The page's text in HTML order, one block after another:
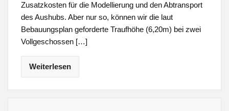
Zusatzkosten für die Modellierung und den Abtransport
des Aushubs. Aber nur so, können wir die laut
Bebauungsplan geforderte Traufhöhe (6,20m) bei zwei
Vollgeschossen […]
Weiterlesen